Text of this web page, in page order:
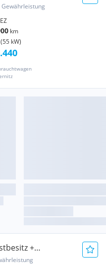
ALUFELGEN*
EZ
km
(55 kW)
+